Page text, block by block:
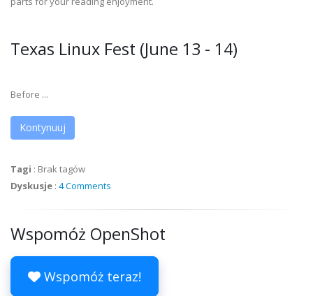
Texas Linux Fest (June 13 - 14)
Before ...
Kontynuuj
Tagi : Brak tagów
Dyskusje : 4 Comments
Wspomóż OpenShot
Wspomóż teraz!